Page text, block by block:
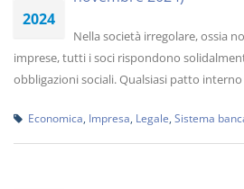
2024
Nella società irregolare, ossia
imprese, tutti i soci rispondono
obbligazioni sociali. Qualsiasi patto
Economica Impresa Legale Sistema